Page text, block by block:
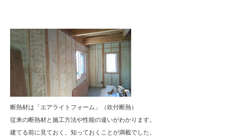
断熱材は「エアライトフォーム」（吹付断熱）
従来の断熱材と施工方法や性能の違いがわかります。
建てる前に見ておく、知っておくことが満載でした。